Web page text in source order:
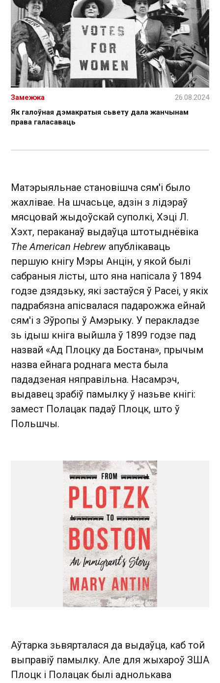
Як галоўная дэмакратыя сьвету дала жанчынам
права галасаваць
Замежжа 26.08.2024
Матэрыяльнае становішча сям'і было
жахлівае. На шчасьце, адзін з лідэраў
мясцовай жыдоўскай суполкі, Хэці Л.
Хэхт, пераканаў выдаўца штотыднёвіка
The American Hebrew апублікаваць
першую кнігу Мэры Анцін, у якой былі
сабраныя лісты, што яна напісала ў 1894
годзе дзядзьку, які застаўся ў Расеі, у якіх
падрабязна апісвалася падарожжа ейнай
сям'і з Эўропы ў Амэрыку. У перакладзе
зь ідыш кніга выйшла ў 1899 годзе пад
назвай «Ад Плоцку да Бостана», прычым
назва ейнага роднага места была
пададзеная няправільна. Насамрэч,
выдавец зрабіў памылку ў назьве кнігі:
замест Полацак падаў Плоцк, што ў
Польшчы.
Аўтарка зьвярталася да выдаўца, каб той
выправіў памылку. Але для жыхароў ЗША
Плоцк і Полацак былі аднолькава